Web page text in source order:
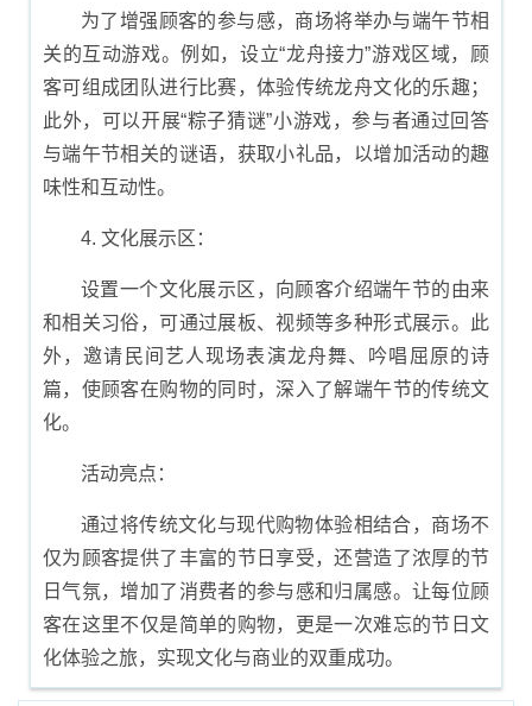
为了增强顾客的参与感，商场将举办与端午节相
关的互动游戏。例如，设立“龙舟接力”游戏区域，顾
客可组成团队进行比赛，体验传统龙舟文化的乐趣；
此外，可以开展“粽子猜谜”小游戏，参与者通过回答
与端午节相关的谜语，获取小礼品，以增加活动的趣
味性和互动性。
4. 文化展示区：
设置一个文化展示区，向顾客介绍端午节的由来
和相关习俗，可通过展板、视频等多种形式展示。此
外，邀请民间艺人现场表演龙舟舞、吟唱屈原的诗
篇，使顾客在购物的同时，深入了解端午节的传统文
化。
活动亮点：
通过将传统文化与现代购物体验相结合，商场不
仅为顾客提供了丰富的节日享受，还营造了浓厚的节
日气氛，增加了消费者的参与感和归属感。让每位顾
客在这里不仅是简单的购物，更是一次难忘的节日文
化体验之旅，实现文化与商业的双重成功。